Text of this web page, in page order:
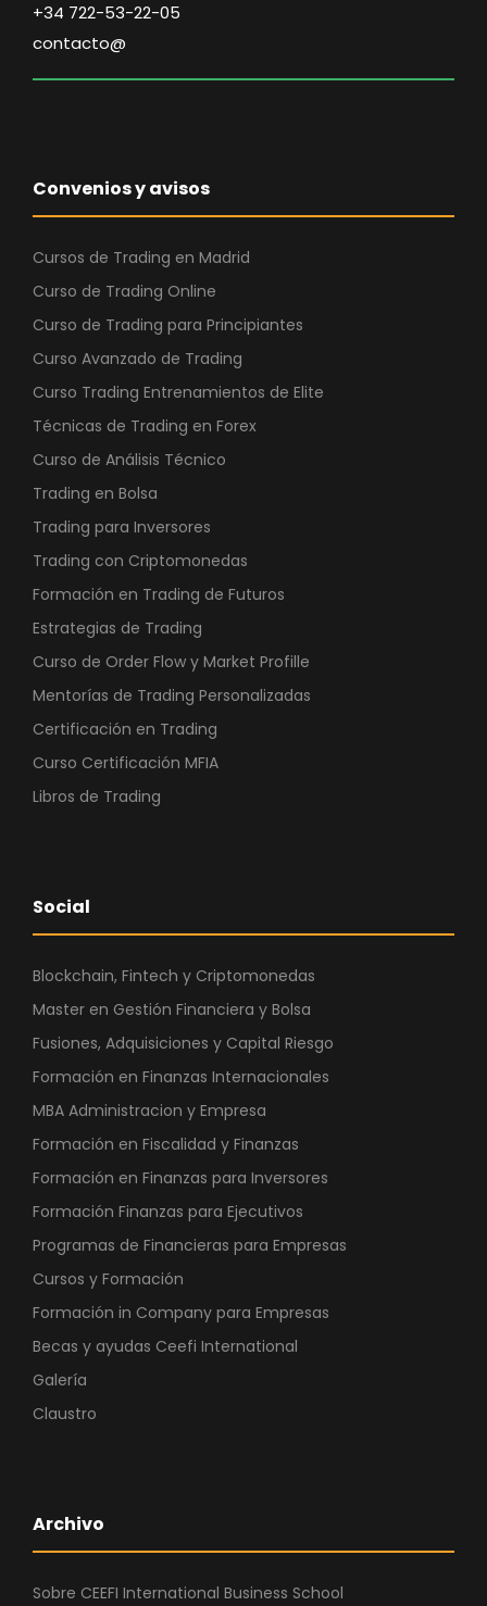
+34 722-53-22-05
contacto@
Convenios y avisos
Cursos de Trading en Madrid
Curso de Trading Online
Curso de Trading para Principiantes
Curso Avanzado de Trading
Curso Trading Entrenamientos de Elite
Técnicas de Trading en Forex
Curso de Análisis Técnico
Trading en Bolsa
Trading para Inversores
Trading con Criptomonedas
Formación en Trading de Futuros
Estrategias de Trading
Curso de Order Flow y Market Profille
Mentorías de Trading Personalizadas
Certificación en Trading
Curso Certificación MFIA
Libros de Trading
Social
Blockchain, Fintech y Criptomonedas
Master en Gestión Financiera y Bolsa
Fusiones, Adquisiciones y Capital Riesgo
Formación en Finanzas Internacionales
MBA Administracion y Empresa
Formación en Fiscalidad y Finanzas
Formación en Finanzas para Inversores
Formación Finanzas para Ejecutivos
Programas de Financieras para Empresas
Cursos y Formación
Formación in Company para Empresas
Becas y ayudas Ceefi International
Galería
Claustro
Archivo
Sobre CEEFI International Business School